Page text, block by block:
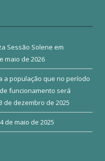
Sessão Solene em
maio de 2026
a população que no período
funcionamento será
de dezembro de 2025
de maio de 2025